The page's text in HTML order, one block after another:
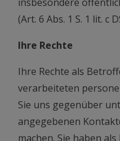
(Art. 6 Abs. 1 S. 1 lit. c
Ihre Rechte
Ihre Rechte als
verarbeiteten
Sie uns gegenüber
angegebenen
machen. Sie haben